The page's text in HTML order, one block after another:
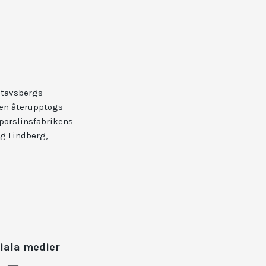
återupptogs
Lindberg,
medier